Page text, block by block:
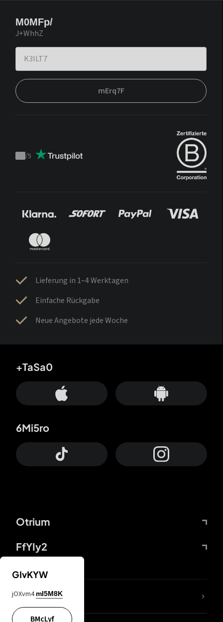
M0MFp/
J+WhhZ
mErq7F
Trustpilot
/5
Lieferung in 1–4 Werktagen
Einfache Rückgabe
Neue Angebote jede Woche
Otrium
FfYIy2
+TaSa0
6Mi5ro
DDcvSo
GIvKYW
jOXvm4 mI5M8K
BMcLyf